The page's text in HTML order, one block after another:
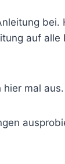
bei.
auf alle
hier mal aus.